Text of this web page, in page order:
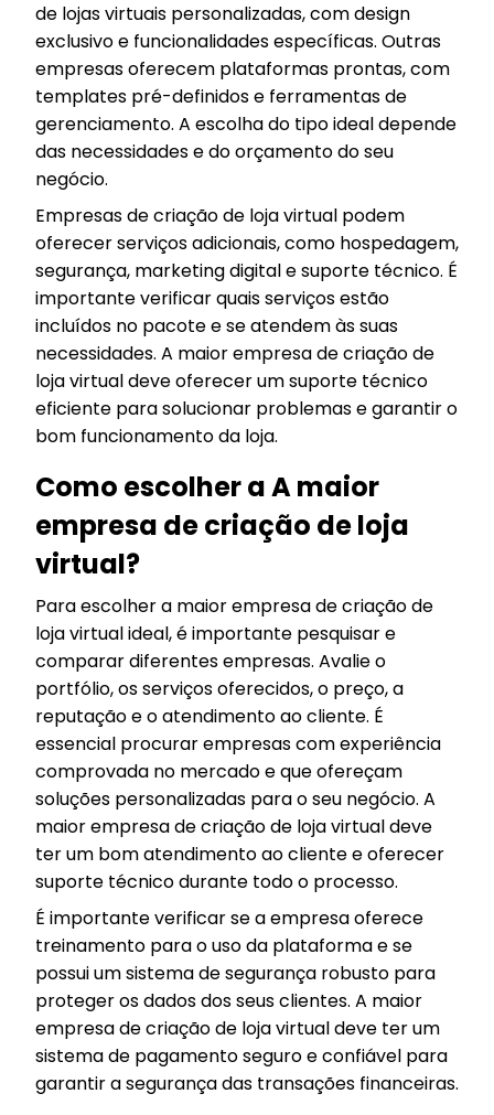
de lojas virtuais personalizadas, com design
exclusivo e funcionalidades específicas. Outras
empresas oferecem plataformas prontas, com
templates pré-definidos e ferramentas de
gerenciamento. A escolha do tipo ideal depende
das necessidades e do orçamento do seu
negócio.
Empresas de criação de loja virtual podem
oferecer serviços adicionais, como hospedagem,
segurança, marketing digital e suporte técnico. É
importante verificar quais serviços estão
incluídos no pacote e se atendem às suas
necessidades. A maior empresa de criação de
loja virtual deve oferecer um suporte técnico
eficiente para solucionar problemas e garantir o
bom funcionamento da loja.
Como escolher a A maior
empresa de criação de loja
virtual?
Para escolher a maior empresa de criação de
loja virtual ideal, é importante pesquisar e
comparar diferentes empresas. Avalie o
portfólio, os serviços oferecidos, o preço, a
reputação e o atendimento ao cliente. É
essencial procurar empresas com experiência
comprovada no mercado e que ofereçam
soluções personalizadas para o seu negócio. A
maior empresa de criação de loja virtual deve
ter um bom atendimento ao cliente e oferecer
suporte técnico durante todo o processo.
É importante verificar se a empresa oferece
treinamento para o uso da plataforma e se
possui um sistema de segurança robusto para
proteger os dados dos seus clientes. A maior
empresa de criação de loja virtual deve ter um
sistema de pagamento seguro e confiável para
garantir a segurança das transações financeiras.